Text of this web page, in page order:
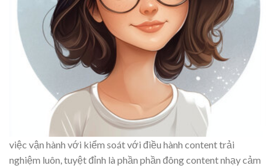
việc vận hành với kiểm soát với điều hành content trải
nghiệm luôn, tuyệt đỉnh là phần phần đông content nhạy cảm